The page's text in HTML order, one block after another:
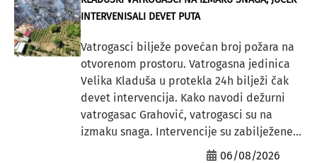
INTERVENISALI DEVET PUTA
Vatrogasci bilježe povećan broj požara na
otvorenom prostoru. Vatrogasna jedinica
Velika Kladuša u protekla 24h bilježi čak
devet intervencija. Kako navodi dežurni
vatrogasac Grahović, vatrogasci su na
izmaku snaga. Intervencije su zabilježene...
06/08/2026